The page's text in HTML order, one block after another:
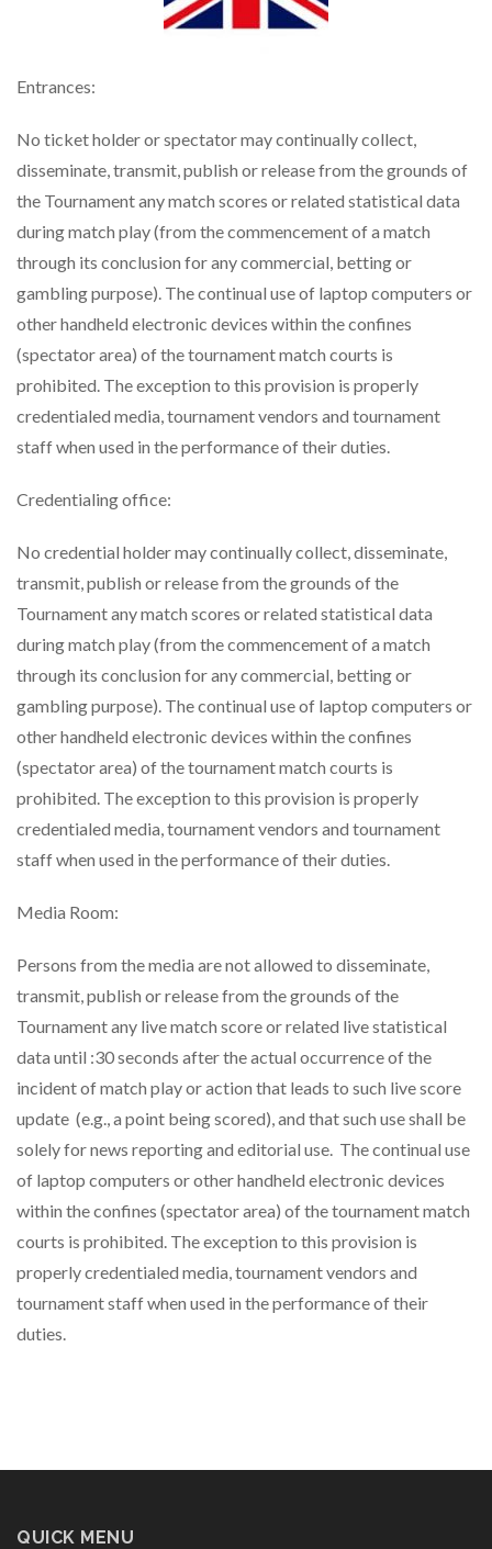
Entrances:
No ticket holder or spectator may continually collect,
disseminate, transmit, publish or release from the grounds of
the Tournament any match scores or related statistical data
during match play (from the commencement of a match
through its conclusion for any commercial, betting or
gambling purpose). The continual use of laptop computers or
other handheld electronic devices within the confines
(spectator area) of the tournament match courts is
prohibited. The exception to this provision is properly
credentialed media, tournament vendors and tournament
staff when used in the performance of their duties.
Credentialing office:
No credential holder may continually collect, disseminate,
transmit, publish or release from the grounds of the
Tournament any match scores or related statistical data
during match play (from the commencement of a match
through its conclusion for any commercial, betting or
gambling purpose). The continual use of laptop computers or
other handheld electronic devices within the confines
(spectator area) of the tournament match courts is
prohibited. The exception to this provision is properly
credentialed media, tournament vendors and tournament
staff when used in the performance of their duties.
Media Room:
Persons from the media are not allowed to disseminate,
transmit, publish or release from the grounds of the
Tournament any live match score or related live statistical
data until :30 seconds after the actual occurrence of the
incident of match play or action that leads to such live score
update (e.g., a point being scored), and that such use shall be
solely for news reporting and editorial use. The continual use
of laptop computers or other handheld electronic devices
within the confines (spectator area) of the tournament match
courts is prohibited. The exception to this provision is
properly credentialed media, tournament vendors and
tournament staff when used in the performance of their
duties.
QUICK MENU